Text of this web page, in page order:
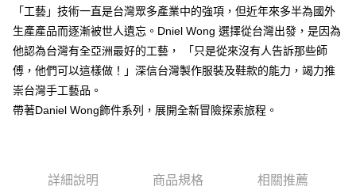
ATM付款
運送方式
宅配
每筆NT$80，滿NT$5,000(含以上)免運費
「工藝」技術一直是台灣眾多產業中的強項，但近年來多半為國外
生產產品而逐漸被世人遺忘。Dniel Wong 選擇從台灣出發，是因為
他認為台灣有全亞洲最好的工藝， 「只是從來沒有人告訴那些師
傅，他們可以這樣做！」深信台灣製作服裝及鞋款的能力，竭力推
崇台灣手工藝品。
帶著Daniel Wong飾件系列，展開全新冒險探索旅程。
詳細說明 商品規格 相關推薦